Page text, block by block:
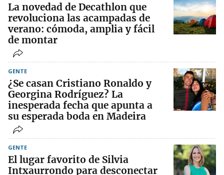
La novedad de Decathlon que
revoluciona las acampadas de
verano: cómoda, amplia y fácil
de montar
GENTE
¿Se casan Cristiano Ronaldo y
Georgina Rodríguez? La
inesperada fecha que apunta a
su esperada boda en Madeira
GENTE
El lugar favorito de Silvia
Intxaurrondo para desconectar